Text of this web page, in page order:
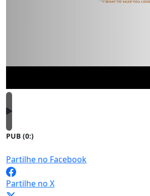
PUB (0:)
Partilhe no Facebook
Partilhe no X